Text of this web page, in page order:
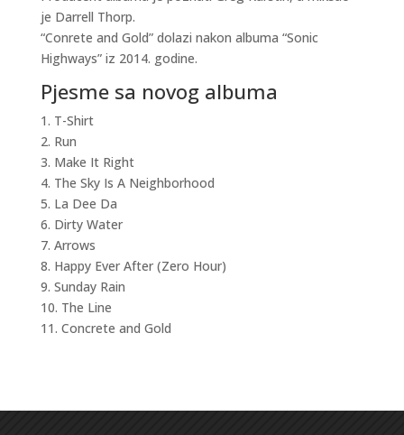
je Darrell Thorp.
“Conrete and Gold” dolazi nakon albuma “Sonic
Highways” iz 2014. godine.
Pjesme sa novog albuma
1. T-Shirt
2. Run
3. Make It Right
4. The Sky Is A Neighborhood
5. La Dee Da
6. Dirty Water
7. Arrows
8. Happy Ever After (Zero Hour)
9. Sunday Rain
10. The Line
11. Concrete and Gold